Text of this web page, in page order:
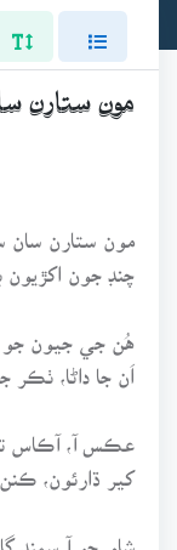
مون ستارن
مون ستارن سان
چنڊ جون اکڙيون
هُن جي جيون جو
اَن جا داڻا، ٺڪر
عڪس آ، آڪاس
کير ڌارئون،
شام جو آ سمنڊ